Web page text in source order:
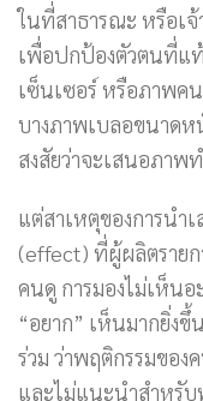
ในที่สาธารณะ หรือเ
เพื่อปกป้องตัวตนที่แ
เซ็นเซอร์ หรือภาพค
บางภาพเบลอขนาดห
สงสัยว่าจะเสนอภาพ
แต่สาเหตุของการนำ
(effect) ที่ผู้ผลิตรายก
คนดู การมองไม่เห็น
“อยาก” เห็นมากยิ่ง
ร่วม ว่าพฤติกรรมขอ
และไม่แนะนำสำหรับ